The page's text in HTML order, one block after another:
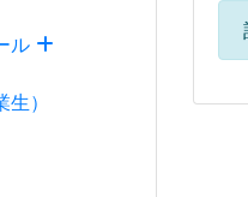
ル
）